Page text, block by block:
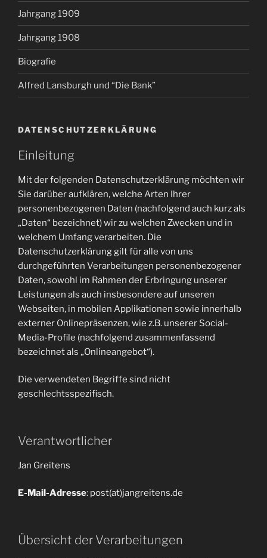
Jahrgang 1909
Jahrgang 1908
Biografie
Alfred Lansburgh und “Die Bank”
DATENSCHUTZERKLÄRUNG
Einleitung
Mit der folgenden Datenschutzerklärung möchten wir
Sie darüber aufklären, welche Arten Ihrer
personenbezogenen Daten (nachfolgend auch kurz als
„Daten“ bezeichnet) wir zu welchen Zwecken und in
welchem Umfang verarbeiten. Die
Datenschutzerklärung gilt für alle von uns
durchgeführten Verarbeitungen personenbezogener
Daten, sowohl im Rahmen der Erbringung unserer
Leistungen als auch insbesondere auf unseren
Webseiten, in mobilen Applikationen sowie innerhalb
externer Onlinepräsenzen, wie z.B. unserer Social-
Media-Profile (nachfolgend zusammenfassend
bezeichnet als „Onlineangebot“).
Die verwendeten Begriffe sind nicht
geschlechtsspezifisch.
Verantwortlicher
Jan Greitens
E-Mail-Adresse: post(at)jangreitens.de
Übersicht der Verarbeitungen